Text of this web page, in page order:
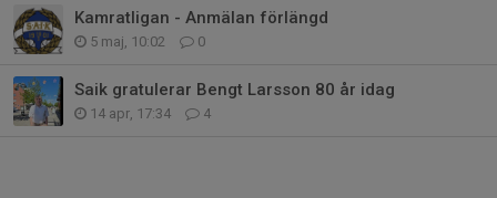
Kamratligan - Anmälan förlängd
5 maj, 10:02 0
Saik gratulerar Bengt Larsson 80 år idag
14 apr, 17:34 4